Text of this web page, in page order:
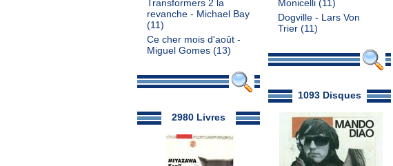
Monicelli(11)
Dogville - Lars Von
Trier(11)
1093 Disques
Transformers 2 la
revanche - Michael Bay
(11)
Ce cher mois d'août -
Miguel Gomes(13)
2980 Livres